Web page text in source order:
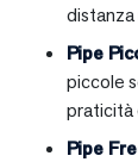
Pipe
piccole
praticità
Pipe